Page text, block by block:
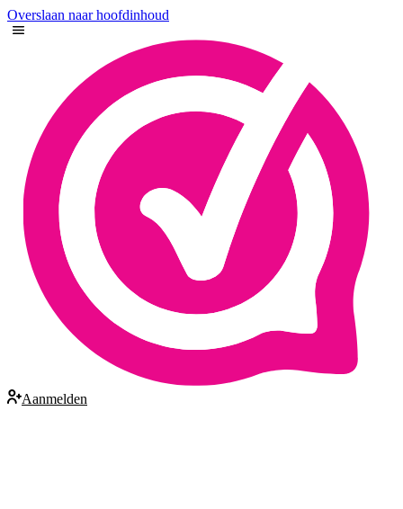
Overslaan naar hoofdinhoud
Aanmelden